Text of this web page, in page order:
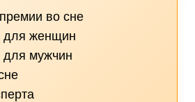
во сне
для женщин
для мужчин